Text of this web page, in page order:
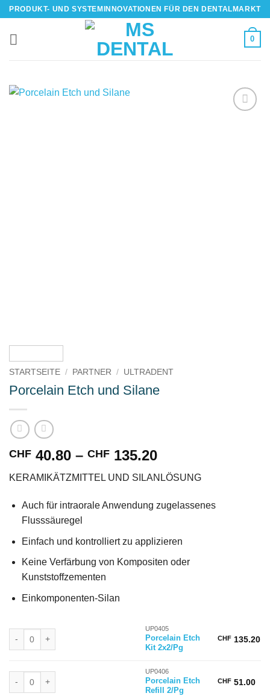
Skip
content
PRODUKT- UND SYSTEMINNOVATIONEN FÜR DEN DENTALMARKT
0
STARTSEITE / PARTNER / ULTRADENT
Porcelain Etch und Silane
CHF 40.80 – CHF 135.20Preisspanne:
CHF 40.80
bis
CHF 135.20
KERAMIKÄTZMITTEL UND SILANLÖSUNG
Auch für intraorale Anwendung zugelassenes
Flusssäuregel
Einfach und kontrolliert zu applizieren
Keine Verfärbung von Kompositen oder
Kunststoffzementen
Einkomponenten-Silan
UP0405
Porcelain Etch
Kit 2x2/Pg
CHF 135.20
UP0406
Porcelain Etch
Refill 2/Pg
CHF 51.00